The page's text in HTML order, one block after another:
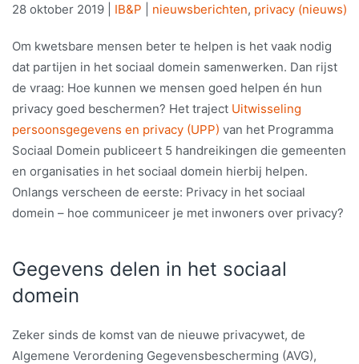
28 oktober 2019 IB&P nieuwsberichten, privacy (nieuws)
Om kwetsbare mensen beter te helpen is het vaak nodig
dat partijen in het sociaal domein samenwerken. Dan rijst
de vraag: Hoe kunnen we mensen goed helpen én hun
privacy goed beschermen? Het traject Uitwisseling
persoonsgegevens en privacy (UPP) van het Programma
Sociaal Domein publiceert 5 handreikingen die gemeenten
en organisaties in het sociaal domein hierbij helpen.
Onlangs verscheen de eerste: Privacy in het sociaal
domein – hoe communiceer je met inwoners over privacy?
Gegevens delen in het sociaal
domein
Zeker sinds de komst van de nieuwe privacywet, de
Algemene Verordening Gegevensbescherming (AVG),